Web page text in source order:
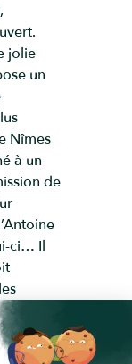
jolie
un
Nîmes
à un
de
ci… Il
du